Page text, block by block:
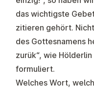
das wichtigste
zitieren gehört.
des Gottesnamens
zurük“, wie
formuliert.
Welches Wort,